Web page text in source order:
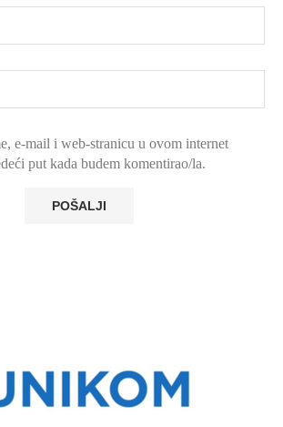
e-mail i web-stranicu u ovom internet
put kada budem komentirao/la.